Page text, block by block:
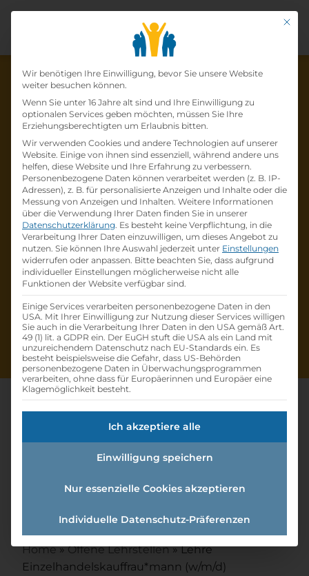
Die Lehrstelle wurde schon
besetzt!
Die LehrstelleLehre
Einzelhandelskauffrau*mann (w/m/d)
Schwerpunkt Telekommunikationbei
Österreichische Postist schonbesetzt.
Firmenprofil besuchen
Andere Lehrstelle suchen
Lehre
Einzelhandelskauffrau*mann
(w/m/d) Schwerpunkt
Telekommunikation
Home»Offene Lehrstellen»Lehre
Einzelhandelskauffrau*mann (w/m/d)
Mit
Datenschutz-
Wir benötigen Ihre Einwilligung, bevor Sie unsere Website
weiter besuchen können.
Wenn Sie unter 16 Jahre alt sind und Ihre Einwilligung zu
optionalen Services geben möchten, müssen Sie Ihre
Erziehungsberechtigten um Erlaubnis bitten.
Wir verwenden Cookies und andere Technologien auf unserer
Website. Einige von ihnen sind essenziell, während andere uns
helfen, diese Website und Ihre Erfahrung zu verbessern.
Personenbezogene Daten können verarbeitet werden (z. B. IP-
Adressen), z. B. für personalisierte Anzeigen und Inhalte oder die
Messung von Anzeigen und Inhalten. Weitere Informationen
über die Verwendung Ihrer Daten finden Sie in unserer
Datenschutzerklärung. Es besteht keine Verpflichtung, in die
Verarbeitung Ihrer Daten einzuwilligen, um dieses Angebot zu
nutzen. Sie können Ihre Auswahl jederzeit unter Einstellungen
widerrufen oder anpassen. Bitte beachten Sie, dass aufgrund
individueller Einstellungen möglicherweise nicht alle
Funktionen der Website verfügbar sind.
Einige Services verarbeiten personenbezogene Daten in den
USA. Mit Ihrer Einwilligung zur Nutzung dieser Services willigen
Sie auch in die Verarbeitung Ihrer Daten in den USA gemäß Art.
49 (1) lit. a GDPR ein. Der EuGH stuft die USA als ein Land mit
unzureichendem Datenschutz nach EU-Standards ein. Es
besteht beispielsweise die Gefahr, dass US-Behörden
personenbezogene Daten in Überwachungsprogrammen
verarbeiten, ohne dass für Europäerinnen und Europäer eine
Klagemöglichkeit besteht.
Ich akzeptiere alle
Einwilligung speichern
Nur essenzielle Cookies akzeptieren
Individuelle Datenschutz-Präferenzen